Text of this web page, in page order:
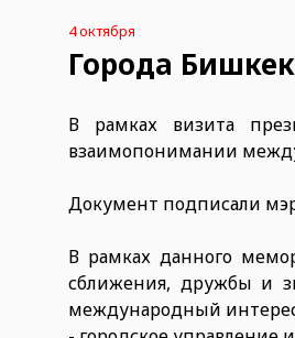
4 октября
Города
В рамках визита
взаимопонимании
Документ подписали
В рамках данного
сближения, дружбы и
международный